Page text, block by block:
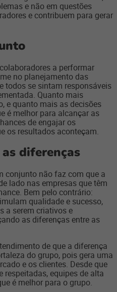
e não em questões
e contribuem para gerar
a performar
no planejamento das
todos se sintam responsáveis
Quanto mais
e quanto mais as decisões
é melhor para alcançar as
de engajar os
os resultados aconteçam.
diferenças
conjunto não faz com que a
lado nas empresas que têm
Bem pelo contrário:
qualidade e sucesso,
a serem criativos e
as diferenças entre as
de que a diferença
do grupo, pois gera uma
e os clientes. Desde que
respeitadas, equipes de alta
é melhor para o grupo.